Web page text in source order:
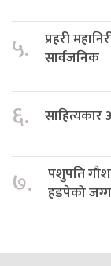
५.
प्रहरी
सार्वजनिक
६. साहित्यकार
७.
पशुपति
हडपेको